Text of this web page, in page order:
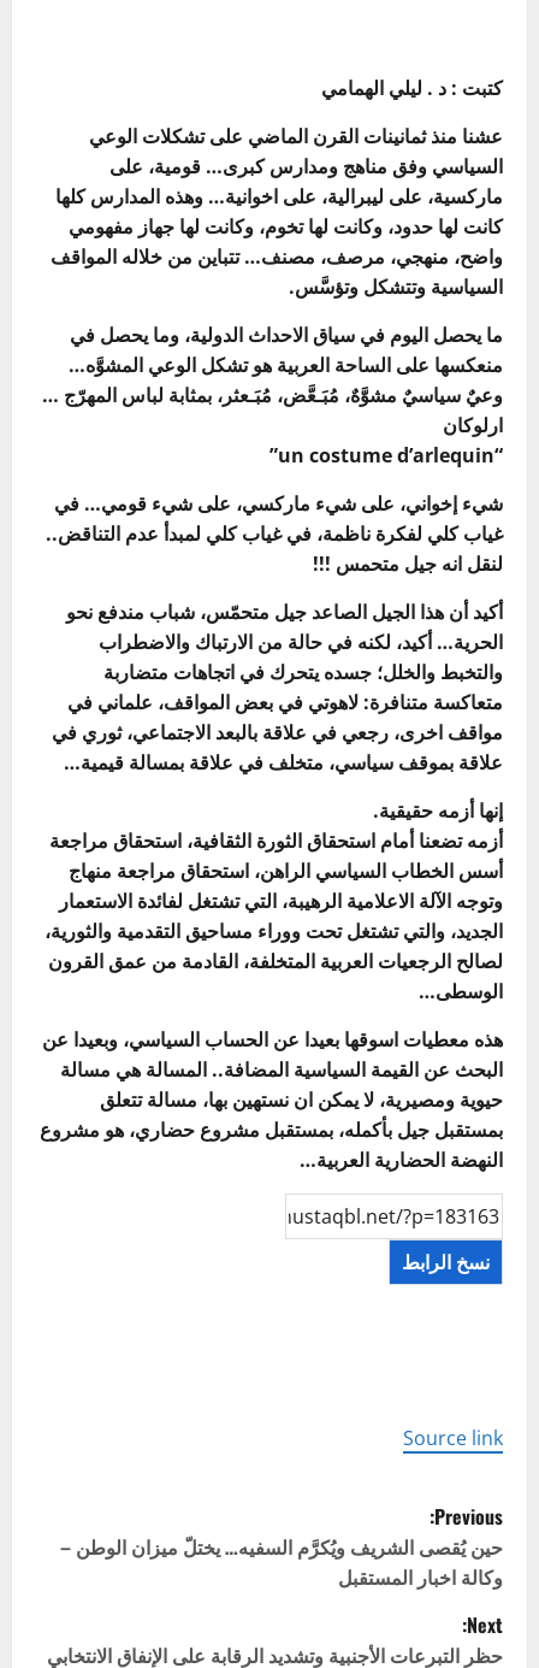
كتبت : د . ليلي الهمامي
عشنا منذ ثمانينات القرن الماضي على تشكلات الوعي
السياسي وفق مناهج ومدارس كبرى… قومية، على
ماركسية، على ليبرالية، على اخوانية… وهذه المدارس كلها
كانت لها حدود، وكانت لها تخوم، وكانت لها جهاز مفهومي
واضح، منهجي، مرصف، مصنف… تتباين من خلاله المواقف
السياسية وتتشكل وتؤسَّس.
ما يحصل اليوم في سياق الاحداث الدولية، وما يحصل في
منعكسها على الساحة العربية هو تشكل الوعي المشوَّه…
وعيٌ سياسيٌ مشوَّهٌ، مُبَـعَّض، مُبَـعثر، بمثابة لباس المهرّج …
ارلوكان
“un costume d’arlequin”
شيء إخواني، على شيء ماركسي، على شيء قومي… في
غياب كلي لفكرة ناظمة، في غياب كلي لمبدأ عدم التناقض..
لنقل انه جيل متحمس !!!
أكيد أن هذا الجيل الصاعد جيل متحمّس، شباب مندفع نحو
الحرية… أكيد، لكنه في حالة من الارتباك والاضطراب
والتخبط والخلل؛ جسده يتحرك في اتجاهات متضاربة
متعاكسة متنافرة: لاهوتي في بعض المواقف، علماني في
مواقف اخرى، رجعي في علاقة بالبعد الاجتماعي، ثوري في
علاقة بموقف سياسي، متخلف في علاقة بمسالة قيمية…
إنها أزمه حقيقية.
أزمه تضعنا أمام استحقاق الثورة الثقافية، استحقاق مراجعة
أسس الخطاب السياسي الراهن، استحقاق مراجعة منهاج
وتوجه الآلة الاعلامية الرهيبة، التي تشتغل لفائدة الاستعمار
الجديد، والتي تشتغل تحت ووراء مساحيق التقدمية والثورية،
لصالح الرجعيات العربية المتخلفة، القادمة من عمق القرون
الوسطى…
هذه معطيات اسوقها بعيدا عن الحساب السياسي، وبعيدا عن
البحث عن القيمة السياسية المضافة.. المسالة هي مسالة
حيوية ومصيرية، لا يمكن ان نستهين بها، مسالة تتعلق
بمستقبل جيل بأكمله، بمستقبل مشروع حضاري، هو مشروع
النهضة الحضارية العربية…
نسخ الرابط
Source link
P
o
s
Previous:
حين يُقصى الشريف ويُكرَّم السفيه… يختلّ ميزان الوطن –
وكالة اخبار المستقبل
Next:
حظر التبرعات الأجنبية وتشديد الرقابة على الإنفاق الانتخابي